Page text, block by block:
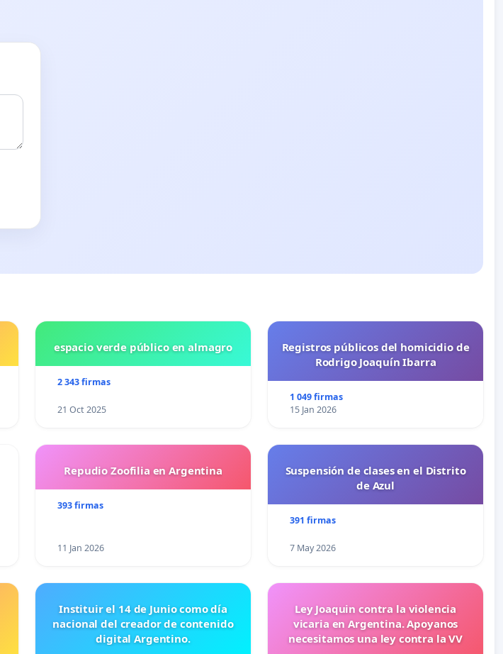
espacio verde público en almagro
2 343 firmas
21 Oct 2025
Registros públicos del homicidio de
Rodrigo Joaquín Ibarra
1 049 firmas
15 Jan 2026
Repudio Zoofilia en Argentina
393 firmas
11 Jan 2026
Suspensión de clases en el Distrito
de Azul
391 firmas
7 May 2026
Instituir el 14 de Junio como día
nacional del creador de contenido
digital Argentino.
Ley Joaquin contra la violencia
vicaria en Argentina. Apoyanos
necesitamos una ley contra la VV